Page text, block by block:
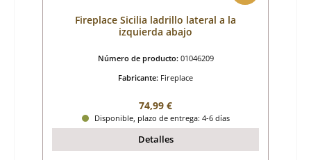
Fireplace Sicilia ladrillo lateral a la
izquierda abajo
Número de producto: 01046209
Fabricante: Fireplace
Precio normal:
74,99 €
Disponible, plazo de entrega: 4-6 días
Detalles